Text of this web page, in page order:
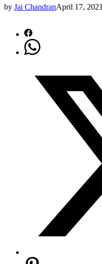
by Jai ChandranApril 17, 2021